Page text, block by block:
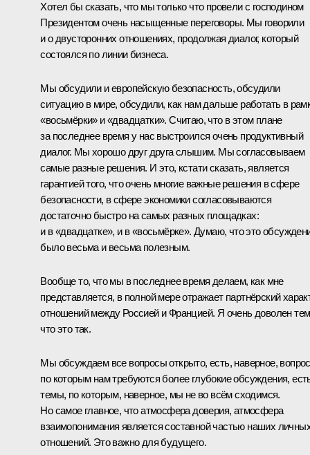
Хотел бы сказать, что мы только что провели с господином
Президентом очень насыщенные переговоры. Мы говорили
и о двусторонних отношениях, продолжая диалог, который
состоялся по линии бизнеса.
Мы обсудили и европейскую безопасность, обсудили
ситуацию в мире, обсудили, как нам дальше работать в
«восьмёрки» и «двадцатки». Считаю, что в этом плане
за последнее время у нас выстроился очень продуктивный
диалог. Мы хорошо друг друга слышим. Мы согласовываем
самые разные решения. И это, кстати сказать, является
гарантией того, что очень многие важные решения в сфере
безопасности, в сфере экономики согласовываются
достаточно быстро на самых разных площадках:
и в «двадцатке», и в «восьмёрке». Думаю, что это
было весьма и весьма полезным.
Вообще то, что мы в последнее время делаем, как мне
представляется, в полной мере отражает партнёрский
отношений между Россией и Францией. Я очень доволен
что это так.
Мы обсуждаем все вопросы открыто, есть, наверное,
по которым нам требуются более глубокие обсуждения,
темы, по которым, наверное, мы не во всём сходимся.
Но самое главное, что атмосфера доверия, атмосфера
взаимопонимания является составной частью наших
отношений. Это важно для будущего.